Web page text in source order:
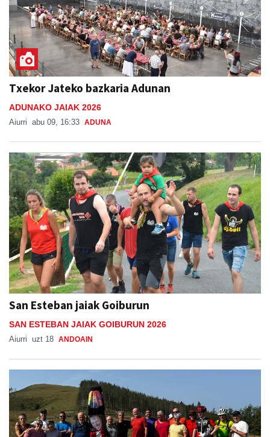
Txekor Jateko bazkaria Adunan
ADUNAKO JAIAK 2026
Aiurri abu 09, 16:33 ADUNA
San Esteban jaiak Goiburun
SAN ESTEBAN JAIAK GOIBURUN 2026
Aiurri uzt 18 ANDOAIN